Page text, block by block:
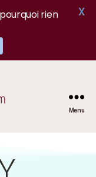
Menu
rien
X